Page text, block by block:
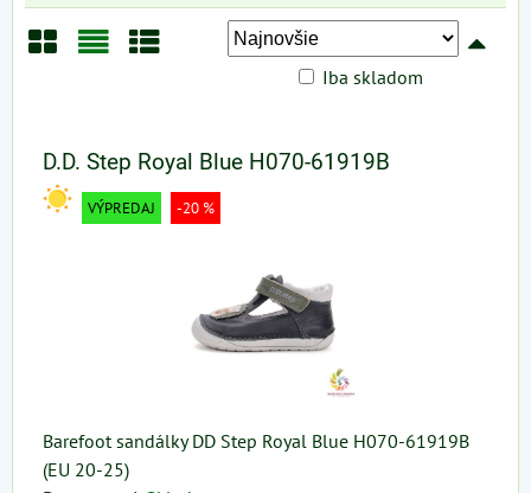
Iba skladom
D.D. Step Royal Blue H070-61919B
VÝPREDAJ -20 %
Barefoot sandálky DD Step Royal Blue H070-61919B
(EU 20-25)